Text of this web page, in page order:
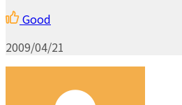
Good
2009/04/21